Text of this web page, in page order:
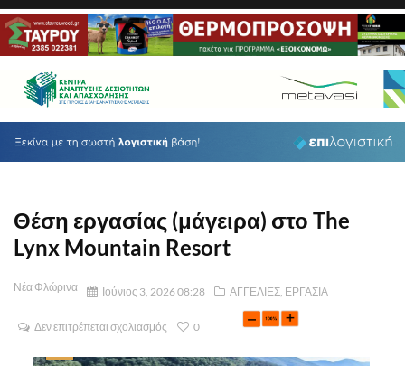
Θέση εργασίας (μάγειρα) στο The
Lynx Mountain Resort
Νέα Φλώρινα Ιούνιος 3, 2026 08:28 ΑΓΓΕΛΙΕΣ ΕΡΓΑΣΙΑ
Δεν επιτρέπεται σχολιασμός 0